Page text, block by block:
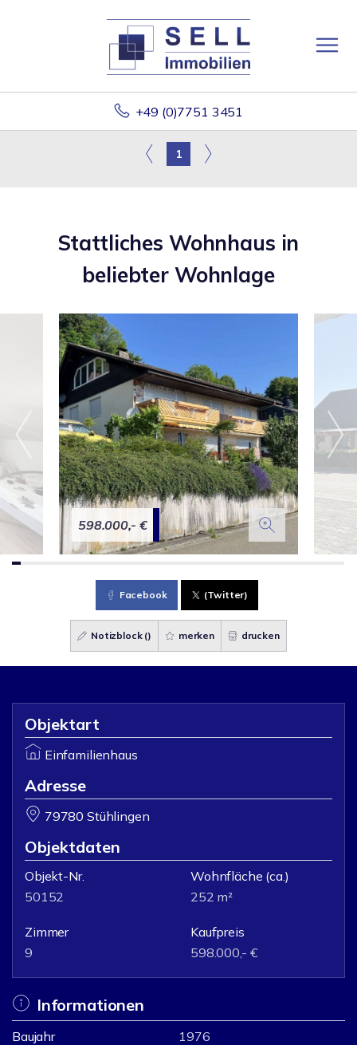
+49 (0)7751 3451
1
Stattliches Wohnhaus in
beliebter Wohnlage
598.000,- €
Facebook (Twitter)
Notizblock () merken drucken
Objektart
Einfamilienhaus
Adresse
79780 Stühlingen
Objektdaten
Objekt-Nr.
50152
Wohnfläche (ca.)
252 m²
Zimmer
9
Kaufpreis
598.000,- €
Informationen
Baujahr
1976